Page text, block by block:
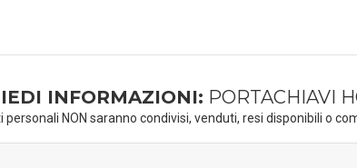
INFORMAZIONI: PORTACHIAVI
personali NON saranno condivisi, venduti, resi disponibili o